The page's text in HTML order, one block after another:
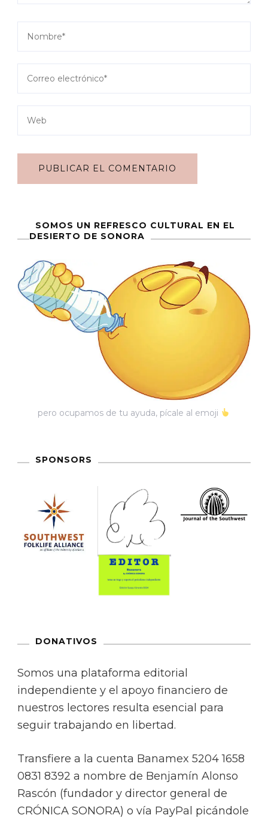
SOMOS UN REFRESCO CULTURAL EN EL
DESIERTO DE SONORA
pero ocupamos de tu ayuda, pícale al emoji
SPONSORS
DONATIVOS
Somos una plataforma editorial
independiente y el apoyo financiero de
nuestros lectores resulta esencial para
seguir trabajando en libertad.
Transfiere a la cuenta Banamex 5204 1658
0831 8392 a nombre de Benjamín Alonso
Rascón (fundador y director general de
CRÓNICA SONORA) o vía PayPal picándole